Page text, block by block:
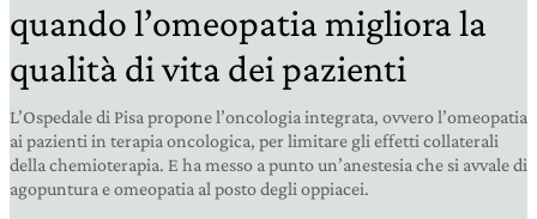
quando l’omeopatia migliora la
qualità di vita dei pazienti
L’Ospedale di Pisa propone l’oncologia integrata, ovvero l’omeopatia
ai pazienti in terapia oncologica, per limitare gli effetti collaterali
della chemioterapia. E ha messo a punto un’anestesia che si avvale di
agopuntura e omeopatia al posto degli oppiacei.